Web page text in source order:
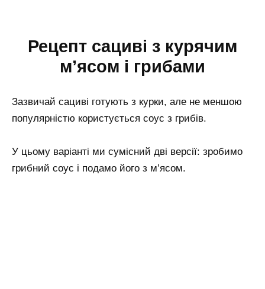
Рецепт сациві з курячим
м’ясом і грибами
Зазвичай сациві готують з курки, але не меншою
популярністю користується соус з грибів.
У цьому варіанті ми сумісний дві версії: зробимо
грибний соус і подамо його з м’ясом.